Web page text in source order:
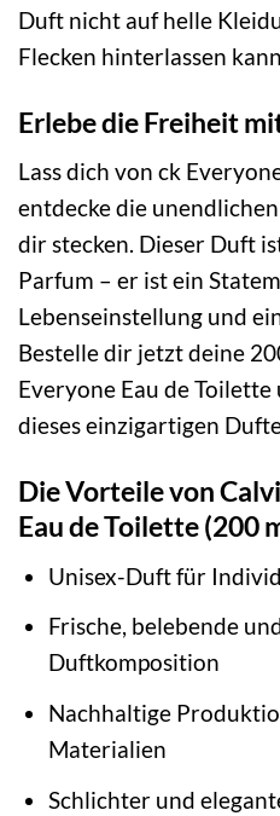
Duft nicht auf helle
Flecken hinterlassen
Erlebe die Freiheit
Lass dich von ck
entdecke die
dir stecken. Dieser Duft
Parfum – er ist ein
Lebenseinstellung und
Bestelle dir jetzt deine
Everyone Eau de
dieses einzigartigen
Die Vorteile von
Eau de Toilette (200
Unisex-Duft für
Frische, belebende
Duftkomposition
Nachhaltige
Materialien
Schlichter und